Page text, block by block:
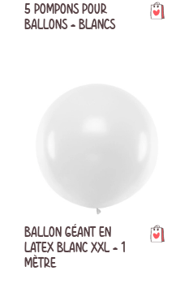
5 POMPONS POUR
BALLONS - BLANCS
BALLON GÉANT EN
LATEX BLANC XXL - 1
MÈTRE